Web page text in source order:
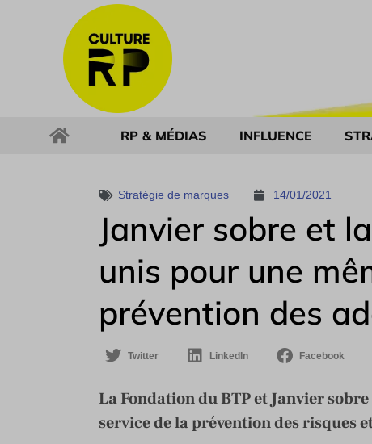
RP & MÉDIAS INFLUENCE
Stratégie de marques 14/01/2021
Janvier sobre et
unis pour une
prévention des
Twitter LinkedIn Facebook
La Fondation du BTP et Janvier
service de la prévention des risques